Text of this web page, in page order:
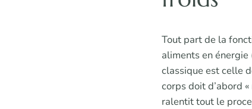
Tout part de la
aliments en énergie
classique est celle
corps doit d’abord
ralentit tout le